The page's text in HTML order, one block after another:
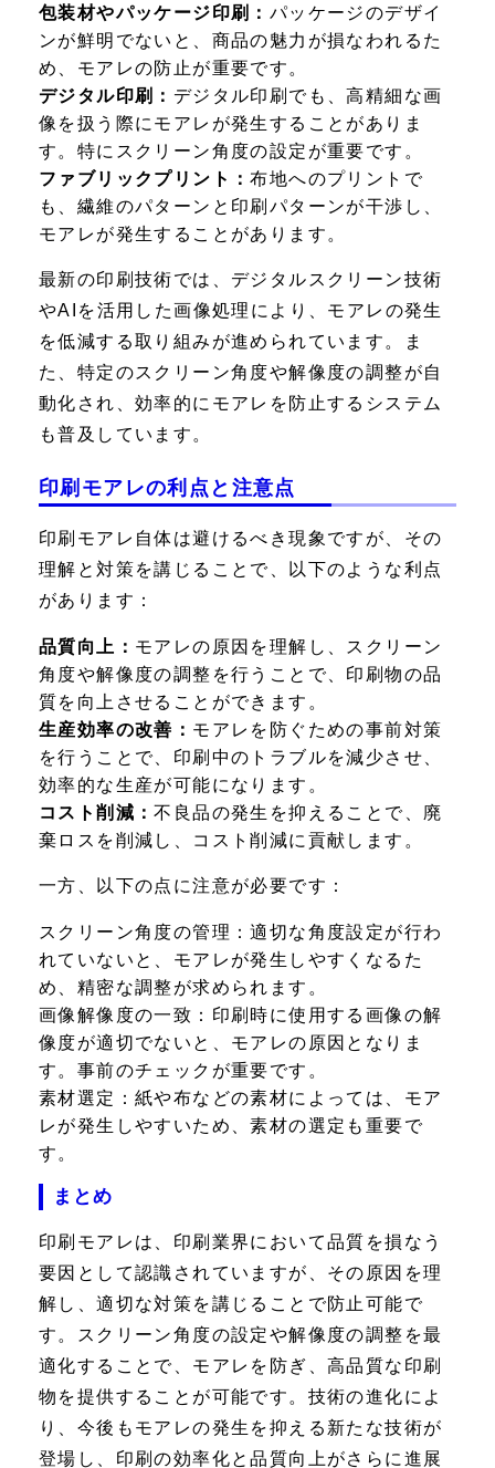
包装材やパッケージ印刷： パッケージのデザイ
ンが鮮明でないと、商品の魅力が損なわれるた
め、モアレの防止が重要です。
デジタル印刷： デジタル印刷でも、高精細な画
像を扱う際にモアレが発生することがありま
す。特にスクリーン角度の設定が重要です。
ファブリックプリント：布地へのプリントで
も、繊維のパターンと印刷パターンが干渉し、
モアレが発生することがあります。
最新の印刷技術では、デジタルスクリーン技術
やAIを活用した画像処理により、モアレの発生
を低減する取り組みが進められています。ま
た、特定のスクリーン角度や解像度の調整が自
動化され、効率的にモアレを防止するシステム
も普及しています。
印刷モアレの利点と注意点
印刷モアレ自体は避けるべき現象ですが、その
理解と対策を講じることで、以下のような利点
があります：
品質向上： モアレの原因を理解し、スクリーン
角度や解像度の調整を行うことで、印刷物の品
質を向上させることができます。
生産効率の改善： モアレを防ぐための事前対策
を行うことで、印刷中のトラブルを減少させ、
効率的な生産が可能になります。
コスト削減：不良品の発生を抑えることで、廃
棄ロスを削減し、コスト削減に貢献します。
一方、以下の点に注意が必要です：
スクリーン角度の管理：適切な角度設定が行わ
れていないと、モアレが発生しやすくなるた
め、精密な調整が求められます。
画像解像度の一致： 印刷時に使用する画像の解
像度が適切でないと、モアレの原因となりま
す。事前のチェックが重要です。
素材選定： 紙や布などの素材によっては、モア
レが発生しやすいため、素材の選定も重要で
す。
まとめ
印刷モアレは、印刷業界において品質を損なう
要因として認識されていますが、その原因を理
解し、適切な対策を講じることで防止可能で
す。スクリーン角度の設定や解像度の調整を最
適化することで、モアレを防ぎ、高品質な印刷
物を提供することが可能です。技術の進化によ
り、今後もモアレの発生を抑える新たな技術が
登場し、印刷の効率化と品質向上がさらに進展